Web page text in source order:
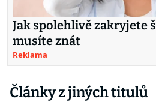
Jak spolehlivě zakryjete
musíte znát
Reklama
Články z jiných titulů